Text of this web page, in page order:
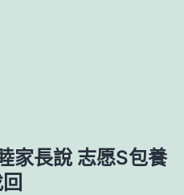
家長說 志愿S包養